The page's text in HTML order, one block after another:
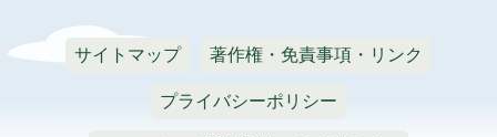
サイトマップ 著作権・免責事項・リンク
プライバシーポリシー